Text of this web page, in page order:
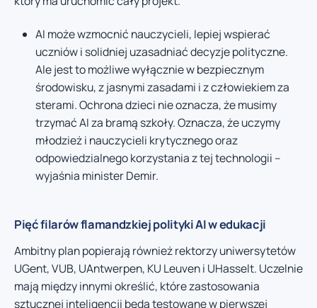
AI może wzmocnić nauczycieli, lepiej wspierać
uczniów i solidniej uzasadniać decyzje polityczne.
Ale jest to możliwe wyłącznie w bezpiecznym
środowisku, z jasnymi zasadami i z człowiekiem za
sterami. Ochrona dzieci nie oznacza, że musimy
trzymać AI za bramą szkoły. Oznacza, że uczymy
młodzież i nauczycieli krytycznego oraz
odpowiedzialnego korzystania z tej technologii –
wyjaśnia minister Demir.
Pięć filarów flamandzkiej polityki AI w edukacji
Ambitny plan popierają również rektorzy uniwersytetów
UGent, VUB, UAntwerpen, KU Leuven i UHasselt. Uczelnie
mają między innymi określić, które zastosowania
sztucznej inteligencji będą testowane w pierwszej